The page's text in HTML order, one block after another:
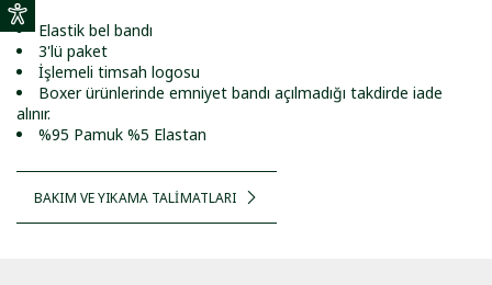
Elastik bel bandı
3'lü paket
İşlemeli timsah logosu
Boxer ürünlerinde emniyet bandı açılmadığı takdirde iade
alınır.
%95 Pamuk %5 Elastan
BAKIM VE YIKAMA TALİMATLARI